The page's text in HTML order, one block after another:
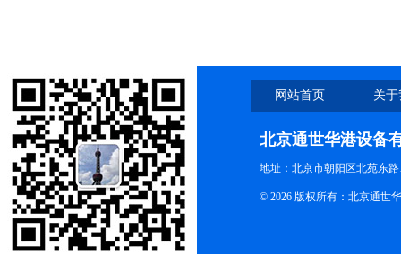
网站首页 关
北京通世华港设备
地址：北京市朝阳区北苑东路
© 2026 版权所有：北京通世